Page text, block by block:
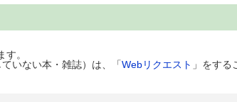
。
いない本・雑誌）は、「Webリクエスト 」をする